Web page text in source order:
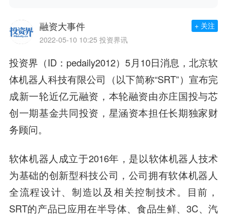
融资大事件
2022-05-10 10:25 投资界讯
+ 关注
投资界（ID：pedaily2012）5月10日消息，北京软
体机器人科技有限公司（以下简称“SRT”）宣布完
成新一轮近亿元融资 ，本轮融资由亦庄国投与芯
创一期基金共同投资， 星涵资本担任长期独家财
务顾问。
软体机器人成立于2016年，是以软体机器人技术
为基础的创新型科技公司，公司拥有软体机器人
全流程设计、制造以及相关控制技术。目前，
SRT的产品已应用在半导体、食品生鲜、3C、汽